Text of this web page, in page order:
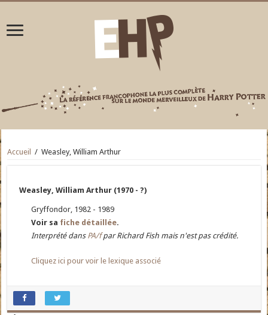
Accueil / Weasley, William Arthur
Weasley, William Arthur (1970 - ?)
Gryffondor, 1982 - 1989
Voir sa fiche détaillée.
Interprété dans PA/fpar Richard Fish mais n'est pas crédité.
Cliquez ici pour voir le lexique associé